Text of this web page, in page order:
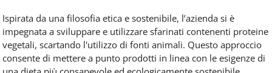
Ispirata da una ﬁlosoﬁa etica e sostenibile, l’azienda si è
impegnata a sviluppare e utilizzare sfarinati contenenti proteine
vegetali, scartando l'utilizzo di fonti animali. Questo approccio
consente di mettere a punto prodotti in linea con le esigenze di